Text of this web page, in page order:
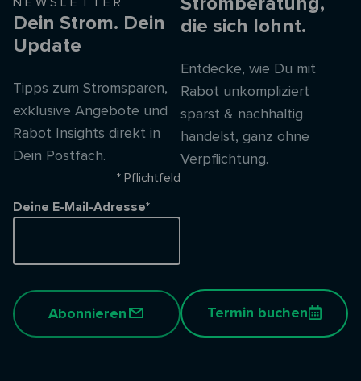
Dein Strom. Dein
Update
Tipps zum Stromsparen,
exklusive Angebote und
Rabot Insights direkt in
Dein Postfach.
* Pflichtfeld
Deine E-Mail-Adresse*
Abonnieren
die sich lohnt.
Entdecke, wie Du mit
Rabot unkompliziert
sparst & nachhaltig
handelst, ganz ohne
Verpflichtung.
Termin buchen